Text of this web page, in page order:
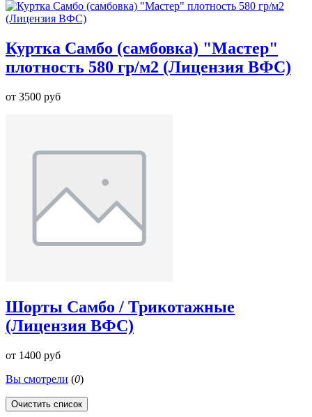
Куртка Самбо (самбовка) "Мастер"
плотность 580 гр/м2 (Лицензия ВФС)
от 3500 руб
Шорты Самбо / Трикотажные
(Лицензия ВФС)
от 1400 руб
Вы смотрели (0)
Очистить список